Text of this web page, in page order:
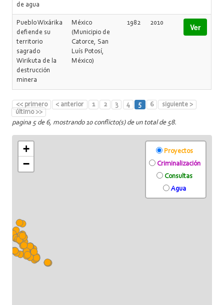
de agua
Pueblo Wixárika
defiende su
territorio
sagrado
Wirikuta de la
destrucción
minera
México
(Municipio de
Catorce, San
Luís Potosí,
México)
1982 2010 Ver
<< primero < anterior 1 2 3 4 5 6
siguiente >
último >>
pagina 5 de 6, mostrando 10 conflicto(s) de un total de 58.
+
−
Proyectos
Criminalización
Consultas
Agua